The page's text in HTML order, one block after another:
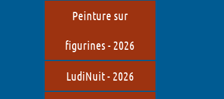
Peinture sur
figurines - 2026
LudiNuit - 2026